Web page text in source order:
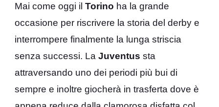
Mai come oggi il Torino ha la grande
occasione per riscrivere la storia del derby e
interrompere finalmente la lunga striscia
senza successi. La Juventus sta
attraversando uno dei periodi più bui di
sempre e inoltre giocherà in trasferta dove è